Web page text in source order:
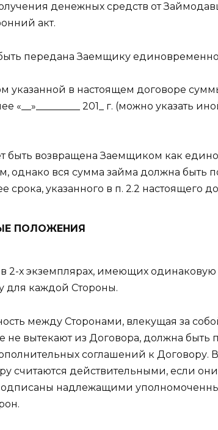
денежных средств от
акт.
передана Заемщику
указанной в настоящем договоре
«__»_________ 201_ г. (можно указать
быть возвращена Заемщиком как
однако вся сумма займа должна быть
указанного в п. 2.2 настоящего
ПОЛОЖЕНИЯ
в 2-х экземплярах, имеющих
для каждой Стороны.
между Сторонами, влекущая за
не вытекают из Договора, должна быть
соглашений к Договору.
считаются действительными, если
надлежащими